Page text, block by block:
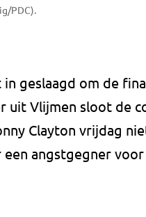
PDC).
geslaagd om de
uit Vlijmen sloot de
Clayton vrijdag
een angstgegner